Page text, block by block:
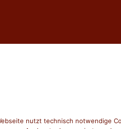
nutzt technisch notwendige